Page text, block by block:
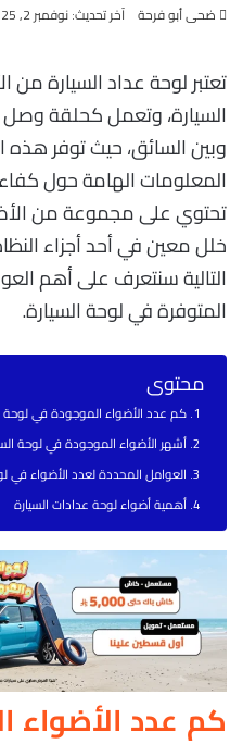
ضحى أبو فرحة آخر تحديث: نوفمبر 2, 2025
تعتبر لوحة عداد السيارة من
السيارة، وتعمل كحلقة وصل
وبين السائق، حيث توفر
المعلومات الهامة حول
تحتوي على مجموعة من
خلل معين في أحد أجزاء
التالية سنتعرف على أهم
المتوفرة في لوحة السيارة.
محتوى
كم عدد الأضواء الموجودة في لوحة
أشهر الأضواء الموجودة في لوحة
العوامل المحددة لعدد الأضواء في
أهمية أضواء لوحة عدادات السيارة
كم عدد الأضواء